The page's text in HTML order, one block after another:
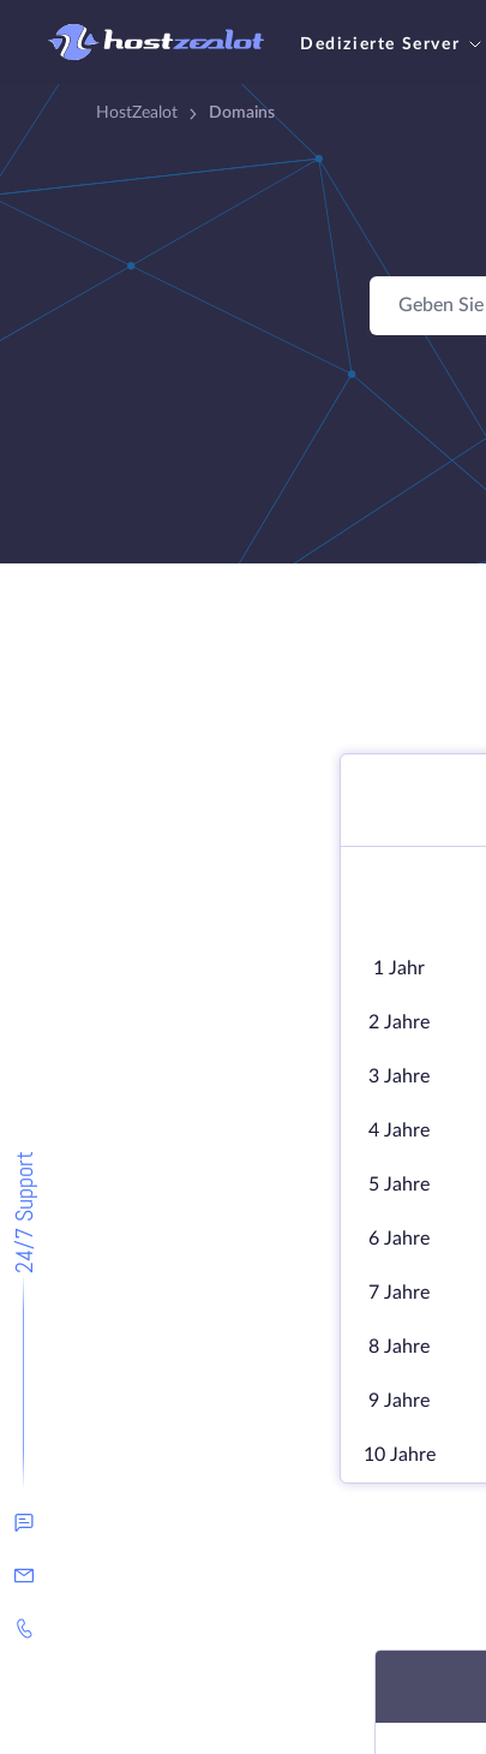
Dedizierte Server
24/7 Support
HostZealot Domains
1 Jahr
2 Jahre
3 Jahre
4 Jahre
5 Jahre
6 Jahre
7 Jahre
8 Jahre
9 Jahre
10 Jahre